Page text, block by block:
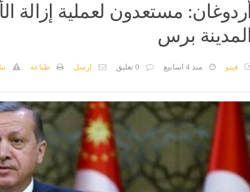
أردوغان: مستعدون لعملية إزالة
المدينة برس
فيتو منذ 4 اسابيع 0 تعليق ارسل طباعة